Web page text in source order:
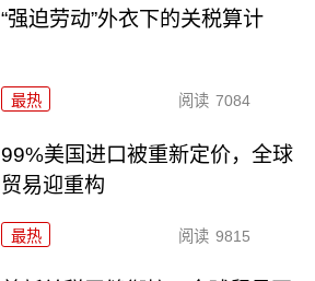
“强迫劳动”外衣下的关税算计
最热 阅读 7084
99%美国进口被重新定价，全球
贸易迎重构
最热 阅读 9815